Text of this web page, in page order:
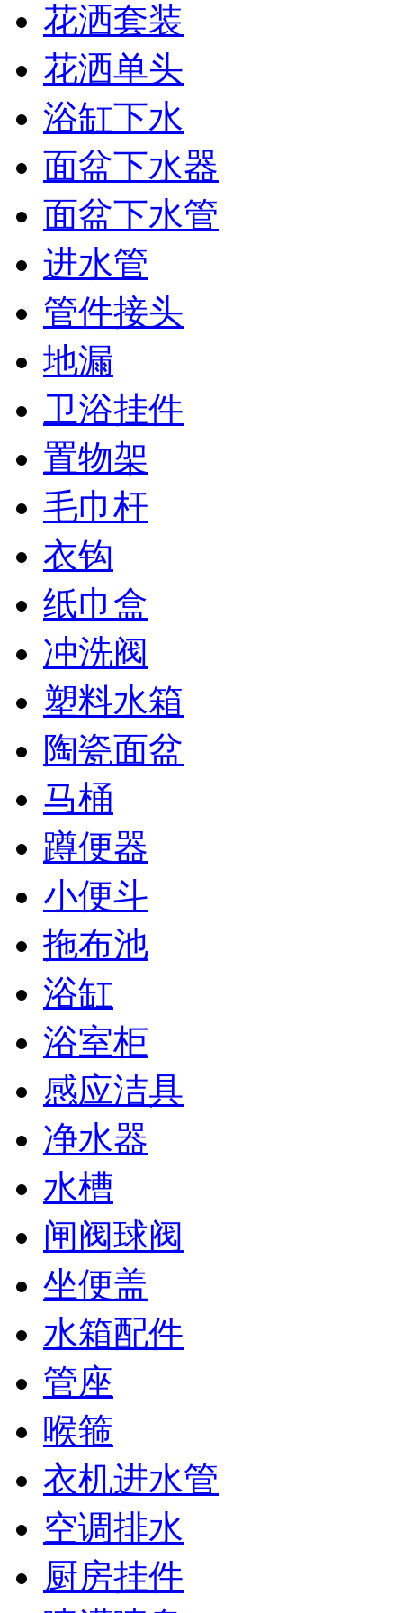
花洒套装
花洒单头
浴缸下水
面盆下水器
面盆下水管
进水管
管件接头
地漏
卫浴挂件
置物架
毛巾杆
衣钩
纸巾盒
冲洗阀
塑料水箱
陶瓷面盆
马桶
蹲便器
小便斗
拖布池
浴缸
浴室柜
感应洁具
净水器
水槽
闸阀球阀
坐便盖
水箱配件
管座
喉箍
衣机进水管
空调排水
厨房挂件